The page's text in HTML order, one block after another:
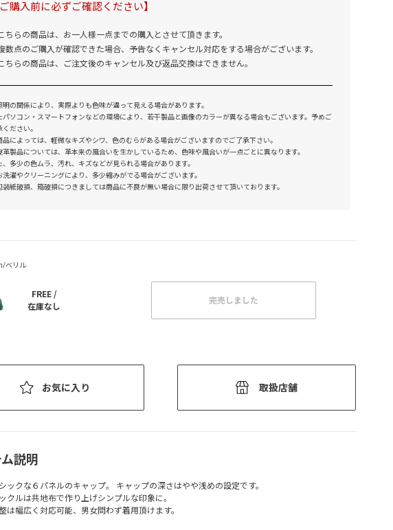
ご購入前に必ずご確認ください】
ちらの商品は、お一人様一点までの購入とさせて頂きます。
数点のご購入が確認できた場合、予告なくキャンセル対応をする場合がございます。
ちらの商品は、ご注文後のキャンセル及び返品交換はできません。
の関係により、実際よりも色味が違って見える場合があります。
パソコン・スマートフォンなどの環境により、若干製品と画像のカラーが異なる場合もございます。予めご
ください。
によっては、軽微なキズやシワ、色のむらがある場合がございますのでご了承下さい。
製品については、革本来の風合いを生かしているため、色味や風合いが一点ごとに異なります。
、多少の色ムラ、汚れ、キズなどが見られる場合があります。
濯やクリーニングにより、多少縮みがでる場合がございます。
紙破損、箱破損につきましては商品に不良が無い場合に限り出荷させて頂いております。
FREE /
在庫なし
完売しました
お気に入り 取扱店舗
説明
ックな６パネルのキャップ。 キャップの深さはやや浅めの設定です。
クルは共地布で作り上げシンプルな印象に。
は幅広く対応可能、男女問わず着用頂けます。